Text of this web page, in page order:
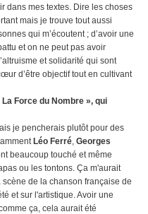
dans mes textes. Dire les choses
mais je trouve tout aussi
qui m’écoutent ; d’avoir une
et on ne peut pas avoir
et solidarité qui sont
d’être objectif tout en cultivant
Force du Nombre », qui
je pencherais plutôt pour des
Léo Ferré, Georges
beaucoup touché et même
ou les tontons. Ça m'aurait
de la chanson française de
et sur l'artistique. Avoir une
ça, cela aurait été